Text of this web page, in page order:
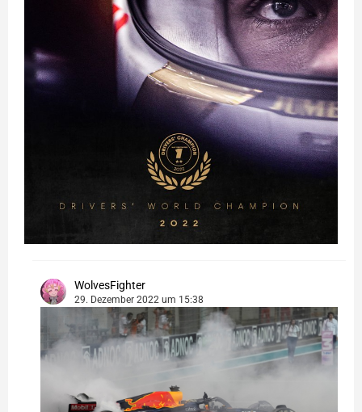
WolvesFighter
29. Dezember 2022 um 15:38